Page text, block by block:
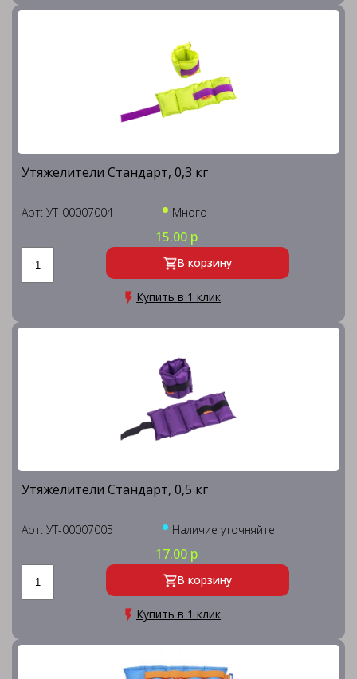
Утяжелители Стандарт, 0,3 кг
Арт: УТ-00007004 Много
15.00 р
В корзину
Купить в 1 клик
Утяжелители Стандарт, 0,5 кг
Арт: УТ-00007005 Наличие уточняйте
17.00 р
В корзину
Купить в 1 клик